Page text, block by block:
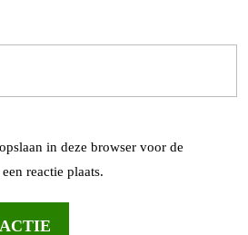
in deze browser voor de
reactie plaats.